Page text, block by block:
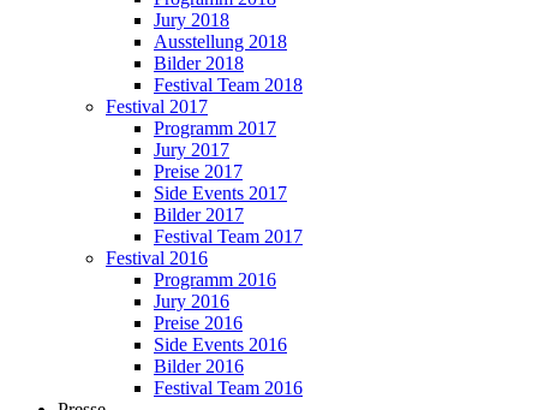
Jury 2018
Ausstellung 2018
Bilder 2018
Festival Team 2018
Festival 2017
Programm 2017
Jury 2017
Preise 2017
Side Events 2017
Bilder 2017
Festival Team 2017
Festival 2016
Programm 2016
Jury 2016
Preise 2016
Side Events 2016
Bilder 2016
Festival Team 2016